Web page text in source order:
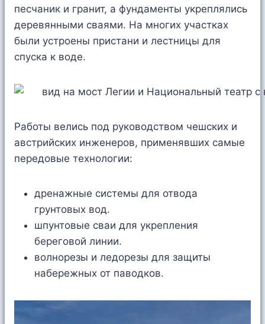
песчаник и гранит, а фундаменты укреплялись
деревянными сваями. На многих участках
были устроены пристани и лестницы для
спуска к воде.
Работы велись под руководством чешских и
австрийских инженеров, применявших самые
передовые технологии:
дренажные системы для отвода
грунтовых вод.
шпунтовые сваи для укрепления
береговой линии.
волнорезы и ледорезы для защиты
набережных от паводков.